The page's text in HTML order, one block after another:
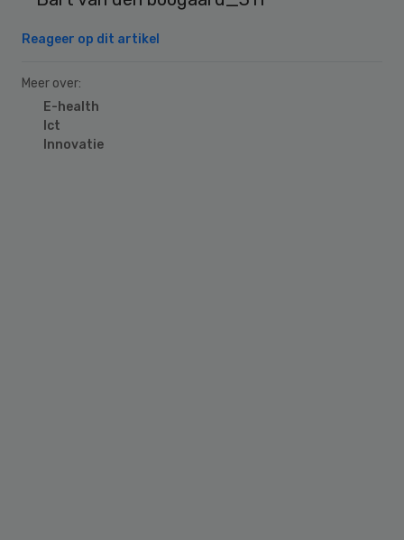
Reageer op dit artikel
Meer over:
E-health
Ict
Innovatie